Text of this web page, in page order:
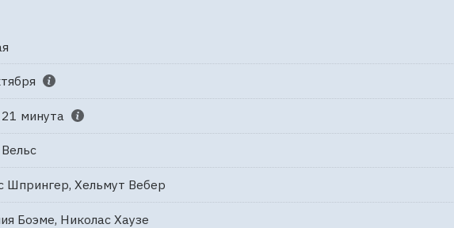
минута
Шпрингер, Хельмут Вебер
Боэме, Николас Хаузе